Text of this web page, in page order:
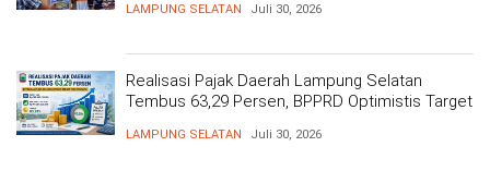
LAMPUNG SELATAN Juli 30, 2026
Realisasi Pajak Daerah Lampung Selatan
Tembus 63,29 Persen, BPPRD Optimistis Target
LAMPUNG SELATAN Juli 30, 2026